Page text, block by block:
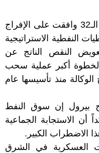
وأعلنت الوكالة أن الدول الأعضاء الـ32 وافقت على الإفراج
النفطية الاستراتيجية
النقص الناتج عن
أكبر عملية سحب
منذ تأسيسها عام
بيرول إن سوق النفط
أن الاستجابة الجماعية
الاضطراب الكبير.
العسكرية في الشرق